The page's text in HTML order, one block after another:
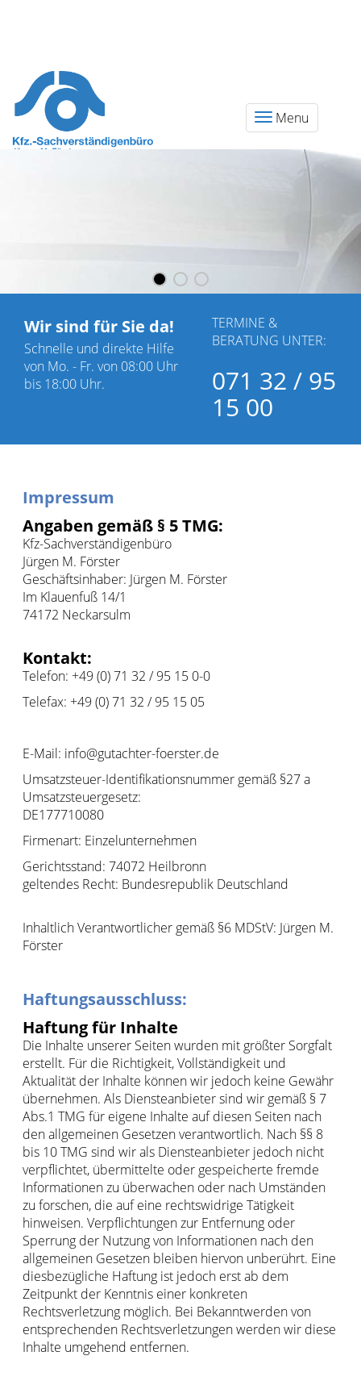
Menu
Wir sind für Sie da!
Schnelle und direkte Hilfe
von Mo. - Fr. von 08:00 Uhr
bis 18:00 Uhr.
TERMINE &
BERATUNG UNTER:
071 32 / 95
15 00
Impressum
Angaben gemäß § 5 TMG:
Kfz-Sachverständigenbüro
Jürgen M. Förster
Geschäftsinhaber: Jürgen M. Förster
Im Klauenfuß 14/1
74172 Neckarsulm
Kontakt:
Telefon: +49 (0) 71 32 / 95 15 0-0
Telefax: +49 (0) 71 32 / 95 15 05
E-Mail: info@gutachter-foerster.de
Umsatzsteuer-Identifikationsnummer gemäß §27 a
Umsatzsteuergesetz:
DE177710080
Firmenart: Einzelunternehmen
Gerichtsstand: 74072 Heilbronn
geltendes Recht: Bundesrepublik Deutschland
Inhaltlich Verantwortlicher gemäß §6 MDStV: Jürgen M.
Förster
Haftungsausschluss:
Haftung für Inhalte
Die Inhalte unserer Seiten wurden mit größter Sorgfalt
erstellt. Für die Richtigkeit, Vollständigkeit und
Aktualität der Inhalte können wir jedoch keine Gewähr
übernehmen. Als Diensteanbieter sind wir gemäß § 7
Abs.1 TMG für eigene Inhalte auf diesen Seiten nach
den allgemeinen Gesetzen verantwortlich. Nach §§ 8
bis 10 TMG sind wir als Diensteanbieter jedoch nicht
verpflichtet, übermittelte oder gespeicherte fremde
Informationen zu überwachen oder nach Umständen
zu forschen, die auf eine rechtswidrige Tätigkeit
hinweisen. Verpflichtungen zur Entfernung oder
Sperrung der Nutzung von Informationen nach den
allgemeinen Gesetzen bleiben hiervon unberührt. Eine
diesbezügliche Haftung ist jedoch erst ab dem
Zeitpunkt der Kenntnis einer konkreten
Rechtsverletzung möglich. Bei Bekanntwerden von
entsprechenden Rechtsverletzungen werden wir diese
Inhalte umgehend entfernen.